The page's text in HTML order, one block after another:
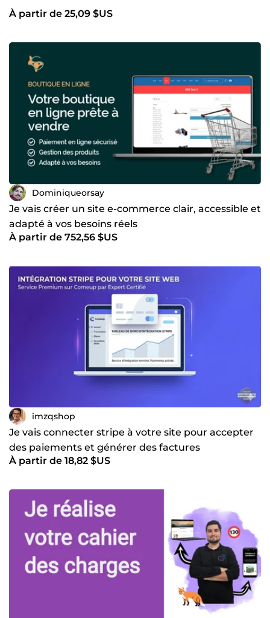
À partir de 25,09 $US
Dominiqueorsay
Je vais créer un site e-commerce clair, accessible et
adapté à vos besoins réels
À partir de 752,56 $US
imzqshop
Je vais connecter stripe à votre site pour accepter
des paiements et générer des factures
automatiques
À partir de 18,82 $US